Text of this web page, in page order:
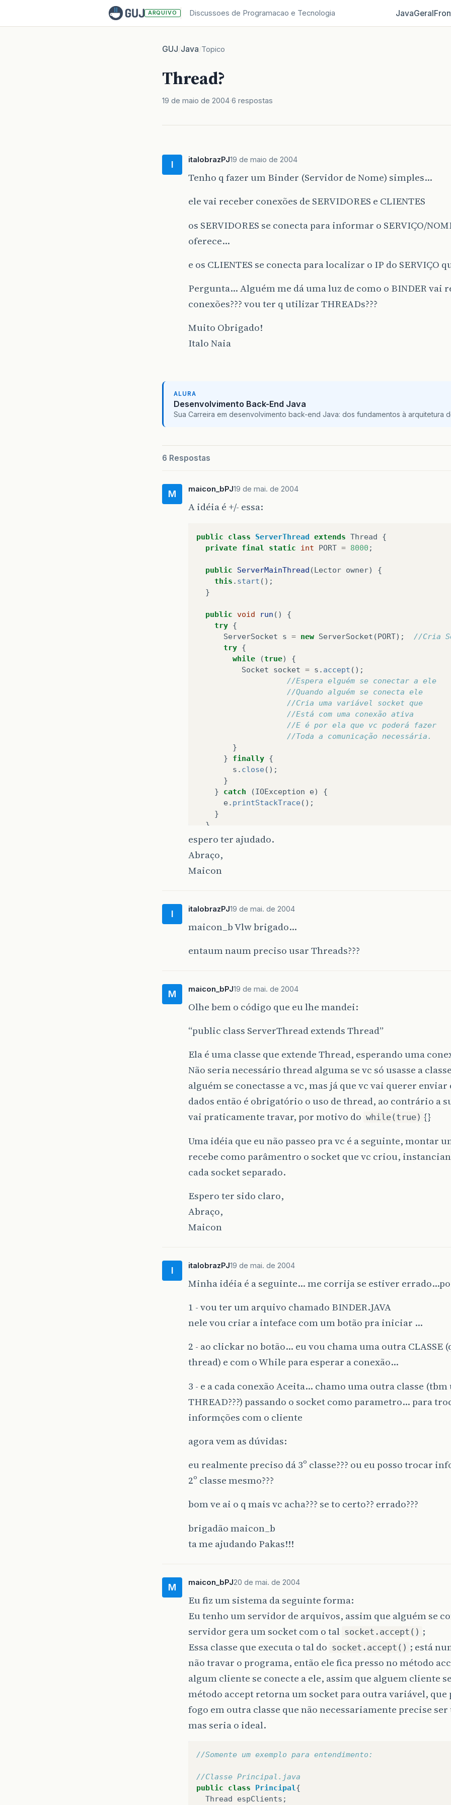
ARQUIVO Discussoes de Programacao e Tecnologia JavaGeral
GUJ/Java/Topico
Thread?
19 de maio de 2004 6 respostas
I italobrazPJ19 de maio de 2004
Tenho q fazer um Binder (Servidor de Nome) simples…
ele vai receber conexões de SERVIDORES e CLIENTES
os SERVIDORES se conecta para informar o SERVIÇO/
oferece…
e os CLIENTES se conecta para localizar o IP do SERVIÇO
Pergunta… Alguém me dá uma luz de como o BINDER vai
conexões??? vou ter q utilizar THREADs???
Muito Obrigado!
Italo Naia
ALURA
Desenvolvimento Back-End Java
Sua Carreira em desenvolvimento back-end Java: dos fundamentos à arquitetura
6 Respostas
M maicon_bPJ19 de mai. de 2004
A idéia é +/- essa:
public class ServerThread extends Thread
{
private final static int PORT = 8000 ;
public ServerMainThread (Lector owner)
{
this . start ();
}
public void run ()
{
try {
ServerSocket
s = new ServerSocket (PORT);
//Cria
try {
while
(true)
{
Socket
socket = s . accept ();
//Espera elguém se conectar a ele
//Quando alguém se conecta ele
//Cria uma variável socket que
//Está com uma conexão ativa
//E é por ela que vc poderá fazer
//Toda a comunicação necessária.
}
}
finally {
s . close();
}
}
catch (IOException e)
{
e. printStackTrace();
}
}
}
espero ter ajudado.
Abraço,
Maicon
I italobrazPJ19 de mai. de 2004
maicon_b Vlw brigado…
entaum naum preciso usar Threads???
M maicon_bPJ19 de mai. de 2004
Olhe bem o código que eu lhe mandei:
“public class ServerThread extends Thread”
Ela é uma classe que extende Thread, esperando uma
Não seria necessário thread alguma se vc só usasse a
alguém se conectasse a vc, mas já que vc vai querer enviar
dados então é obrigatório o uso de thread, ao contrário a
vai praticamente travar, por motivo do while(true) {}
Uma idéia que eu não passeo pra vc é a seguinte, montar
recebe como parâmentro o socket que vc criou,
cada socket separado.
Espero ter sido claro,
Abraço,
Maicon
I italobrazPJ19 de mai. de 2004
Minha idéia é a seguinte… me corrija se estiver
1 - vou ter um arquivo chamado BINDER.JAVA
nele vou criar a inteface com um botão pra iniciar …
2 - ao clickar no botão… eu vou chama uma outra CLASSE
thread) e com o While para esperar a conexão…
3 - e a cada conexão Aceita… chamo uma outra classe (tbm
THREAD???) passando o socket como parametro… para
informções com o cliente
agora vem as dúvidas:
eu realmente preciso dá 3º classe??? ou eu posso trocar
2º classe mesmo???
bom ve ai o q mais vc acha??? se to certo?? errado???
brigadão maicon_b
ta me ajudando Pakas!!!
M maicon_bPJ20 de mai. de 2004
Eu fiz um sistema da seguinte forma:
Eu tenho um servidor de arquivos, assim que alguém se
servidor gera um socket com o tal socket.accept() ;
Essa classe que executa o tal do socket.accept() ; está
não travar o programa, então ele fica presso no método
algum cliente se conecte a ele, assim que alguem cliente
método accept retorna um socket para outra variável, que
fogo em outra classe que não necessariamente precise
mas seria o ideal.
//Somente um exemplo para entendimento:
//Classe Principal.java
public
class Principal {
Thread
espClients ;